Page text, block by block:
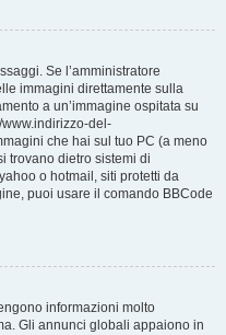
Se l’amministratore
immagini direttamente sulla
a un’immagine ospitata su
del-
che hai sul tuo PC (a meno
trovano dietro sistemi di
o hotmail, siti protetti da
puoi usare il comando BBCode
informazioni molto
Gli annunci globali appaiono in